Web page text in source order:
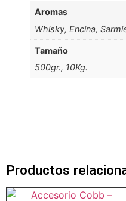
Aromas
Whisky, Encina,
Tamaño
500gr., 10Kg.
Productos